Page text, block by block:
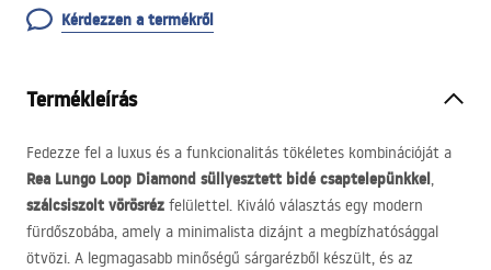
Kérdezzen a termékről
Termékleírás
Fedezze fel a luxus és a funkcionalitás tökéletes kombinációját a
Rea Lungo Loop Diamond süllyesztett bidé csaptelepünkkel,
szálcsiszolt vörösréz felülettel. Kiváló választás egy modern
fürdőszobába, amely a minimalista dizájnt a megbízhatósággal
ötvözi. A legmagasabb minőségű sárgarézből készült, és az